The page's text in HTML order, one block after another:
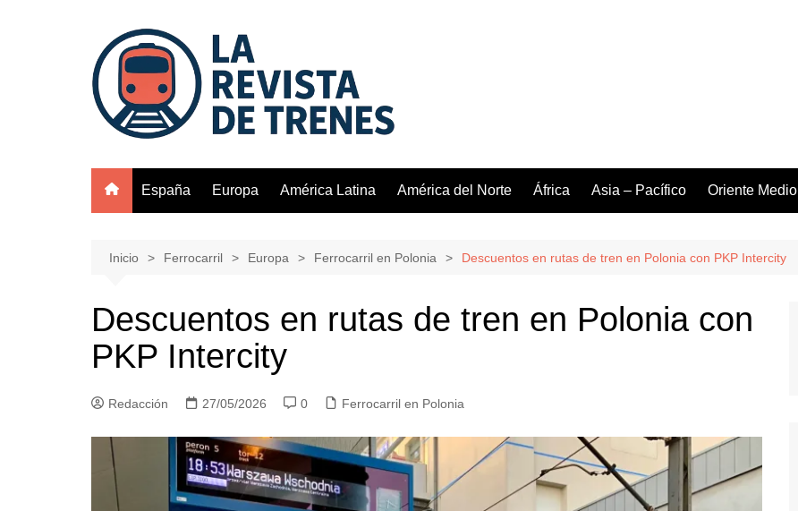
España Europa América Latina América del Norte África Asia – Pacífico Oriente Medio
Inicio Ferrocarril Europa Ferrocarril en Polonia Descuentos en rutas de tren en Polonia con PKP Intercity
Descuentos en rutas de tren en Polonia con
PKP Intercity
Redacción 27/05/2026 0 Ferrocarril en Polonia